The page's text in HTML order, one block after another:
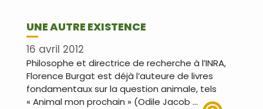
UNE AUTRE EXISTENCE
16 avril 2012
Philosophe et directrice de recherche à l’INRA,
Florence Burgat est déjà l’auteure de livres
fondamentaux sur la question animale, tels
« Animal mon prochain » (Odile Jacob …